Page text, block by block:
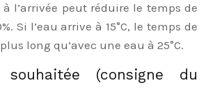
à l’arrivée peut réduire le temps de
Si l’eau arrive à 15°C, le temps de
long qu’avec une eau à 25°C.
souhaitée (consigne du